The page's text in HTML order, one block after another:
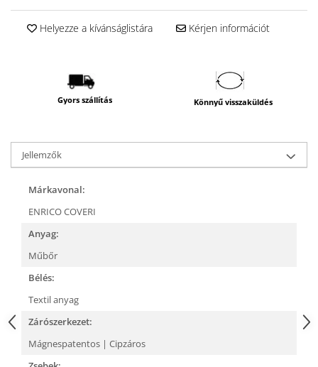
Helyezze a kívánságlistára Kérjen információt
Gyors szállítás Könnyű visszaküldés
Jellemzők
Márkavonal:
ENRICO COVERI
Anyag:
Műbőr
Bélés:
Textil anyag
Zárószerkezet:
Mágnespatentos | Cipzáros